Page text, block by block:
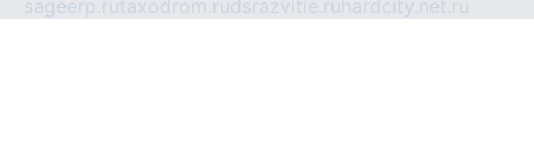
sageerp.rutaxodrom.rudsrazvitie.ru hardcity.net.ru